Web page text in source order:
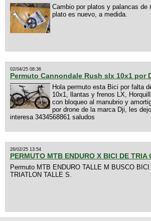
Cambio por platos y palancas de
plato es nuevo, a medida.
02/04/25 08:36
Permuto Cannondale Rush slx 10x1 por
Hola permuto esta Bici por falta
10x1, llantas y frenos LX,
con bloqueo al manubrio y
por drone de la marca Dji, les
interesa 3434568861 saludos
26/02/25 13:54
PERMUTO MTB ENDURO X BICI DE TRIA
Permuto MTB ENDURO TALLE M BUSCO
TRIATLON TALLE S.